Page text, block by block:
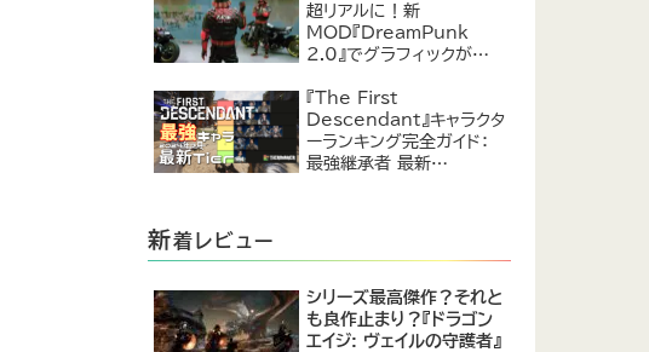
超リアルに！新
MOD『DreamPunk
2.0』でグラフィックが恐ろ
『The First
Descendant』キャラクタ
ーランキング完全ガイド：
最強継承者 最新
新着レビュー
シリーズ最高傑作？それと
も良作止まり？『ドラゴン
エイジ: ヴェイルの守護者』